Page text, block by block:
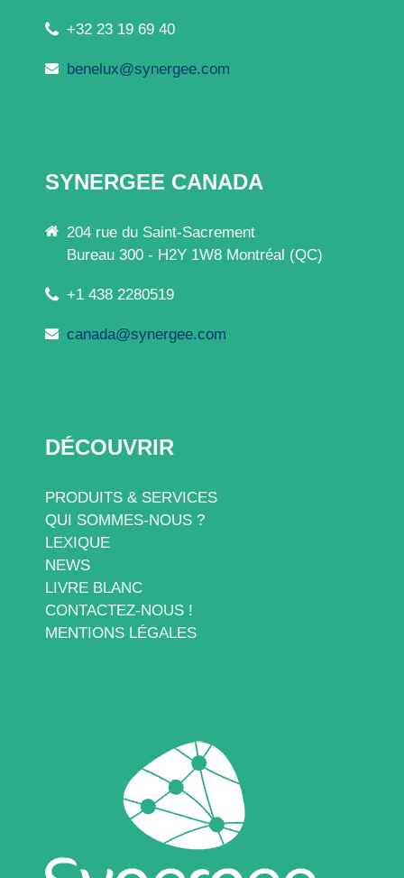
+32 23 19 69 40
benelux@synergee.com
SYNERGEE CANADA
204 rue du Saint-Sacrement
Bureau 300 - H2Y 1W8 Montréal (QC)
+1 438 2280519
canada@synergee.com
DÉCOUVRIR
PRODUITS & SERVICES
QUI SOMMES-NOUS ?
LEXIQUE
NEWS
LIVRE BLANC
CONTACTEZ-NOUS !
MENTIONS LÉGALES